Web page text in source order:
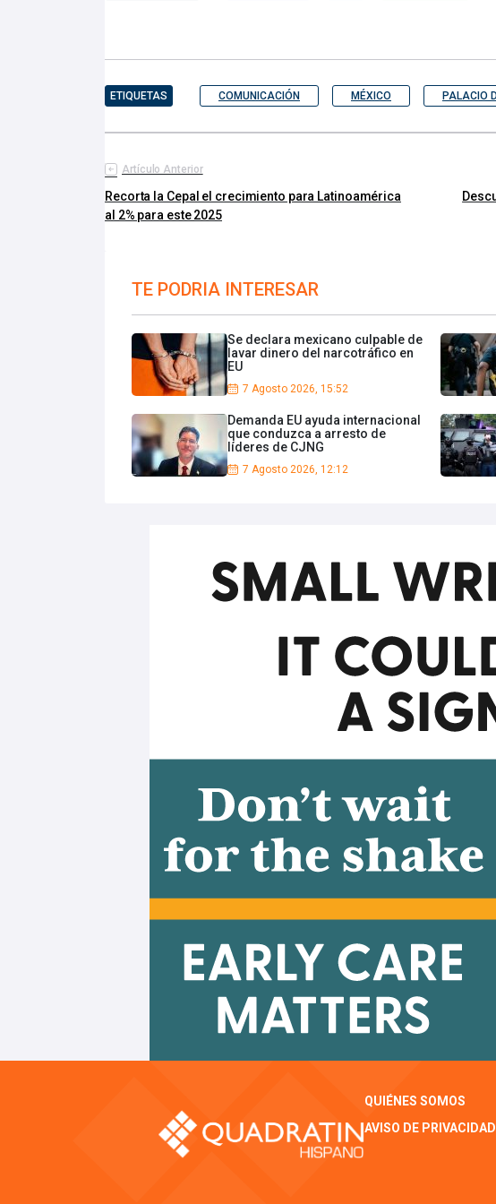
ETIQUETAS COMUNICACIÓN MÉXICO PALACIO
Artículo Anterior
Recorta la Cepal el crecimiento para Latinoamérica
al 2% para este 2025
TE PODRIA INTERESAR
Se declara mexicano culpable de
lavar dinero del narcotráfico en
EU
7 Agosto 2026, 15:52
Demanda EU ayuda internacional
que conduzca a arresto de
líderes de CJNG
7 Agosto 2026, 12:12
QUIÉNES SOMOS
AVISO DE PRIVACIDAD